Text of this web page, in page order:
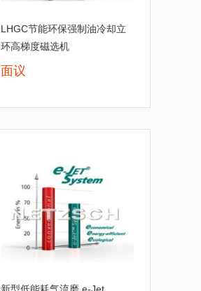
LHGC节能环保强制油冷却立
环高梯度磁选机
面议